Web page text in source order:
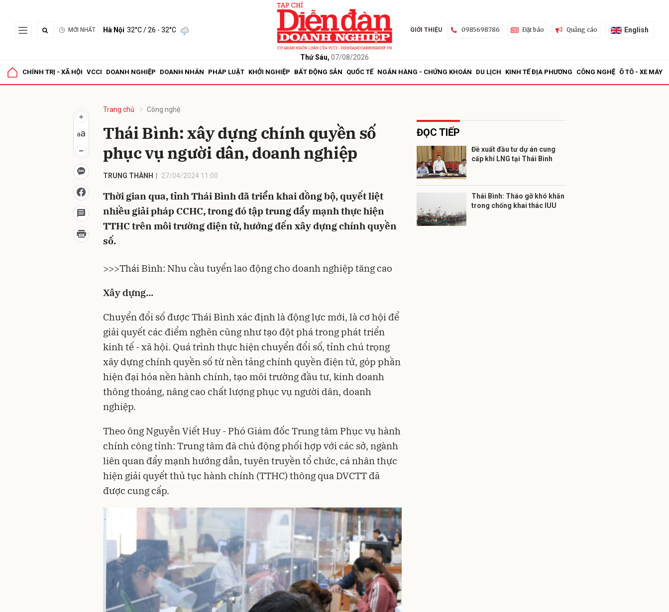
MỚI NHẤT Hà Nội 32°C/ 26 - 32°C
Thứ Sáu, 07/08/2026
GIỚI THIỆU 0985698786 Đặt báo Quảng cáo English
CHÍNH TRỊ - XÃ HỘI VCCI DOANH NGHIỆP DOANH NHÂN PHÁP LUẬT KHỞI NGHIỆP BẤT ĐỘNG SẢN QUỐC TẾ NGÂN HÀNG - CHỨNG KHOÁN DU LỊCH KINH TẾ ĐỊA PHƯƠNG CÔNG NGHỆ Ô TÔ - XE MÁY
Trang chủ Công nghệ
Thái Bình: xây dựng chính quyền số
phục vụ người dân, doanh nghiệp
TRUNG THÀNH 27/04/2024 11:00
Thời gian qua, tỉnh Thái Bình đã triển khai đồng bộ, quyết liệt
nhiều giải pháp CCHC, trong đó tập trung đẩy mạnh thực hiện
TTHC trên môi trường điện tử, hướng đến xây dựng chính quyền
số.
>>>Thái Bình: Nhu cầu tuyển lao động cho doanh nghiệp tăng cao
Xây dựng...
Chuyển đổi số được Thái Bình xác định là động lực mới, là cơ hội để
giải quyết các điểm nghẽn cũng như tạo đột phá trong phát triển
kinh tế - xã hội. Quá trình thực hiện chuyển đổi số, tỉnh chú trọng
xây dựng chính quyền số từ nền tảng chính quyền điện tử, góp phần
hiện đại hóa nền hành chính, tạo môi trường đầu tư, kinh doanh
thông thoáng, nâng cao chất lượng phục vụ người dân, doanh
nghiệp.
Theo ông Nguyễn Viết Huy - Phó Giám đốc Trung tâm Phục vụ hành
chính công tỉnh: Trung tâm đã chủ động phối hợp với các sở, ngành
liên quan đẩy mạnh hướng dẫn, tuyên truyền tổ chức, cá nhân thực
hiện giải quyết thủ tục hành chính (TTHC) thông qua DVCTT đã
được cung cấp.
ĐỌC TIẾP
Đề xuất đầu tư dự án cung
cấp khí LNG tại Thái Bình
Thái Bình: Tháo gỡ khó khăn
trong chống khai thác IUU
Gửi